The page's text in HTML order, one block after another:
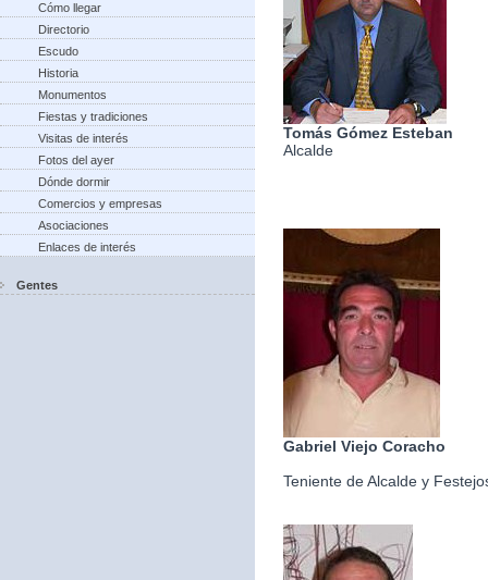
Cómo llegar
Directorio
Escudo
Historia
Monumentos
Fiestas y tradiciones
Visitas de interés
Fotos del ayer
Dónde dormir
Comercios y empresas
Asociaciones
Enlaces de interés
Gentes
Tomás Gómez Esteban
Alcalde
Gabriel Viejo Coracho
Teniente de Alcalde y